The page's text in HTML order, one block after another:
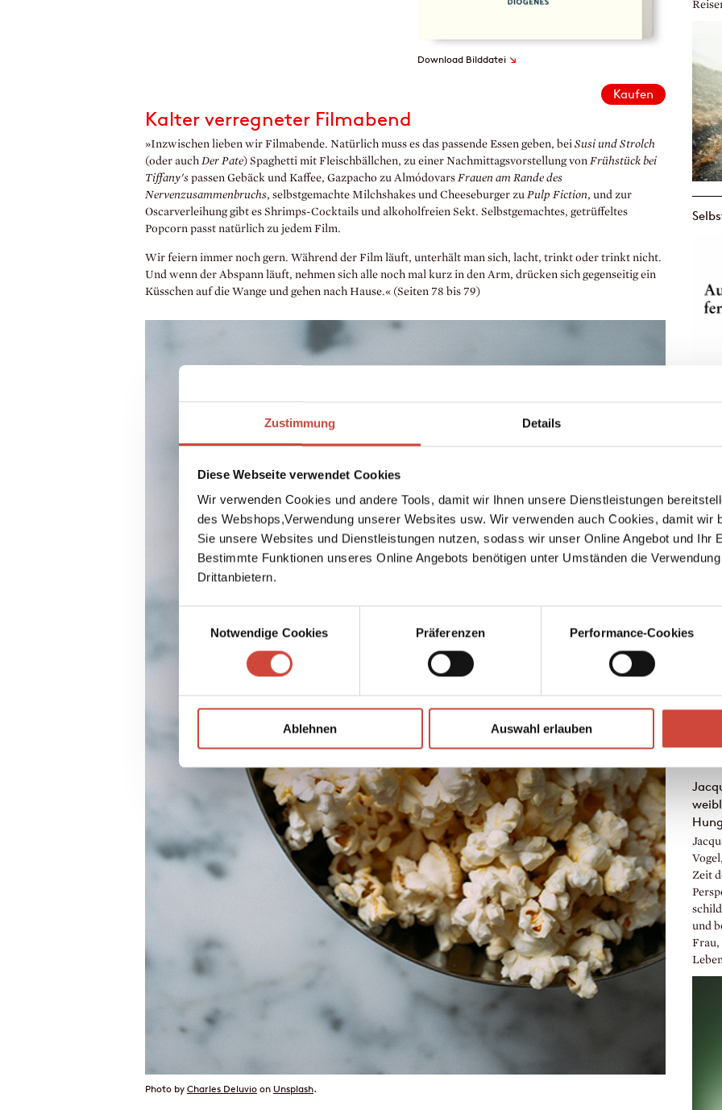
Zustimmung Details
Diese Webseite verwendet Cookies
Wir verwenden Cookies und andere Tools, damit wir Ihnen unsere Dienstleistungen
des Webshops,Verwendung unserer Websites usw. Wir verwenden auch Cookies, damit wir
Sie unsere Websites und Dienstleistungen nutzen, sodass wir unser Online Angebot und Ihr
Bestimmte Funktionen unseres Online Angebots benötigen unter Umständen die
Drittanbietern.
Notwendige Cookies
Präferenzen Performance-Cookies
Ablehnen Auswahl erlauben
Download Bilddatei ↘
Kaufen
Kalter verregneter Filmabend
»Inzwischen lieben wir Filmabende. Natürlich muss es das passende Essen geben, bei Susi und Strolch
(oder auchDer Pate) Spaghetti mit Fleischbällchen, zu einer Nachmittagsvorstellung vonFrühstück bei
Tiffany's passen Gebäck und Kaffee, Gazpacho zu AlmódovarsFrauen am Rande des
Nervenzusammenbruchs, selbstgemachte Milchshakes und Cheeseburger zuPulp Fiction, und zur
Oscarverleihung gibt es Shrimps-Cocktails und alkoholfreien Sekt. Selbstgemachtes, getrüffeltes
Popcorn passt natürlich zu jedem Film.
Wir feiern immer noch gern. Während der Film läuft, unterhält man sich, lacht, trinkt oder trinkt nicht.
Und wenn der Abspann läuft, nehmen sich alle noch mal kurz in den Arm, drücken sich gegenseitig ein
Küsschen auf die Wange und gehen nach Hause.« (Seiten 78 bis 79)
Photo by Charles Deluvio on Unsplash.
10 x
Zeit
und
Frau,